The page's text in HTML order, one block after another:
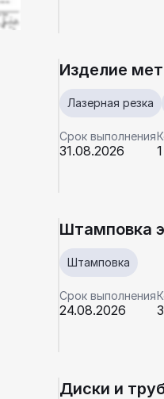
Изделие
Лазерная резка
Срок выполнения
31.08.2026
Штамповка
Штамповка
Срок выполнения
24.08.2026
Диски и